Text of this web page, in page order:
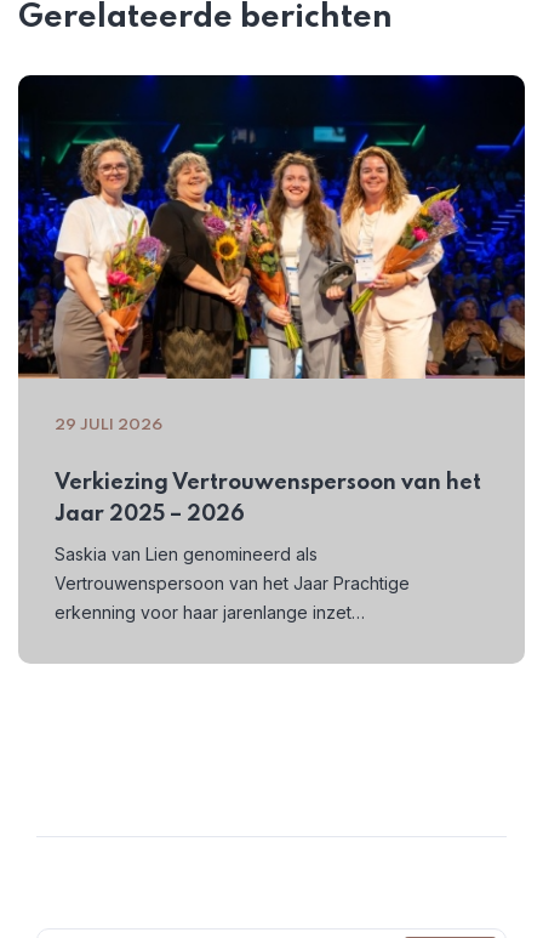
Gerelateerde berichten
29 JULI 2026
Verkiezing Vertrouwenspersoon van het
Jaar 2025 – 2026
Saskia van Lien genomineerd als
Vertrouwenspersoon van het Jaar Prachtige
erkenning voor haar jarenlange inzet…